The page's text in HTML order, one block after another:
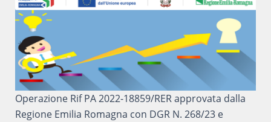
Operazione Rif PA 2022-18859/RER approvata dalla
Regione Emilia Romagna con DGR N. 268/23 e